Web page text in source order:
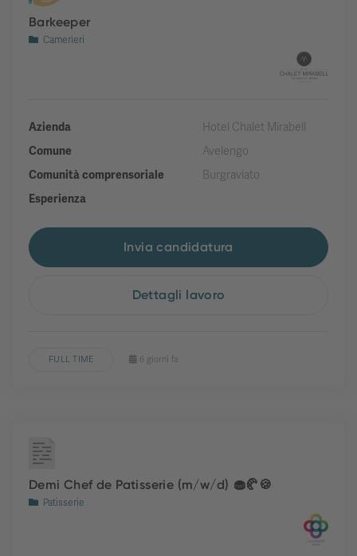
Barkeeper
Camerieri
Azienda
Hotel Chalet Mirabell
Comune
Avelengo
Comunità comprensoriale
Burgraviato
Esperienza
Invia candidatura
Dettagli lavoro
FULL TIME 6 giorni fa
Demi Chef de Patisserie (m/w/d) 🧁🥐🍪
Patisserie